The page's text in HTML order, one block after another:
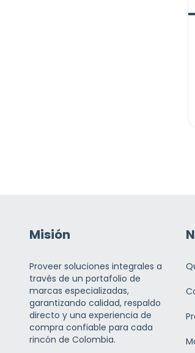
Misión
Proveer soluciones integrales a
través de un portafolio de
marcas especializadas,
garantizando calidad, respaldo
directo y una experiencia de
compra confiable para cada
rincón de Colombia.